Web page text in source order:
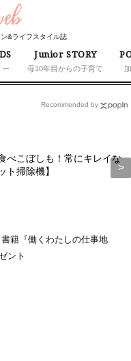
&ライフスタイル誌
ー
Junior STORY
母10年目からの子育て
べこぼしも！常にキレイな
ト掃除機】
Recommended by
書籍『働くわたしの仕事地
ント